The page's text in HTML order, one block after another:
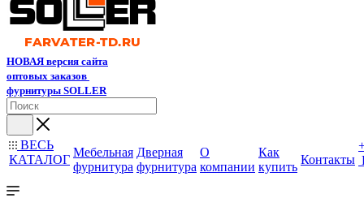
НОВАЯ версия сайта
оптовых заказов
фурнитуры SOLLER
ВЕСЬ
КАТАЛОГ
Мебельная
фурнитура
Дверная
фурнитура
О
компании
Как
купить
Контакты